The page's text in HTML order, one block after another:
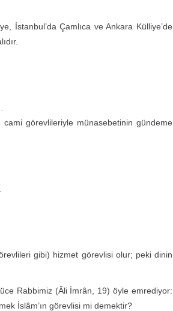
İstanbul’da Çamlıca ve Ankara Külliye’de
görevlileriyle münasebetinin gündeme
gibi) hizmet görevlisi olur; peki dinin
Rabbimiz (Âli İmrân, 19) öyle emrediyor:
İslâm’ın görevlisi mi demektir?